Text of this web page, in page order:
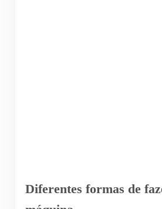
Diferentes formas de